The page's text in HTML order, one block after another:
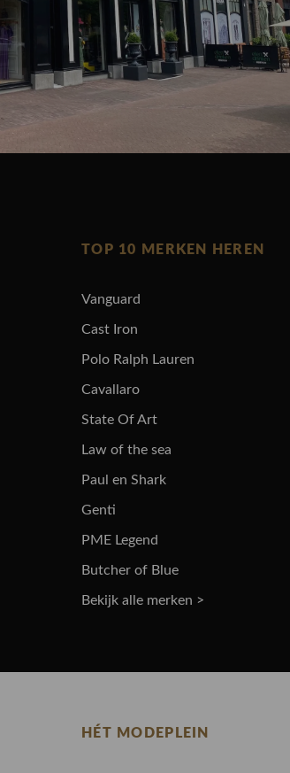
TOP 10 MERKEN HEREN
Vanguard
Cast Iron
Polo Ralph Lauren
Cavallaro
State Of Art
Law of the sea
Paul en Shark
Genti
PME Legend
Butcher of Blue
Bekijk alle merken >
HÉT MODEPLEIN